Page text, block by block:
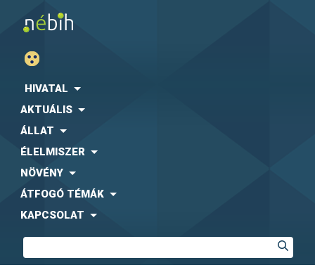
HIVATAL
AKTUÁLIS
ÁLLAT
ÉLELMISZER
NÖVÉNY
ÁTFOGÓ TÉMÁK
KAPCSOLAT